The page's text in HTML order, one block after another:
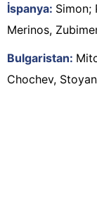
İspanya: Simon;
Merinos,
Bulgaristan:
Chochev,